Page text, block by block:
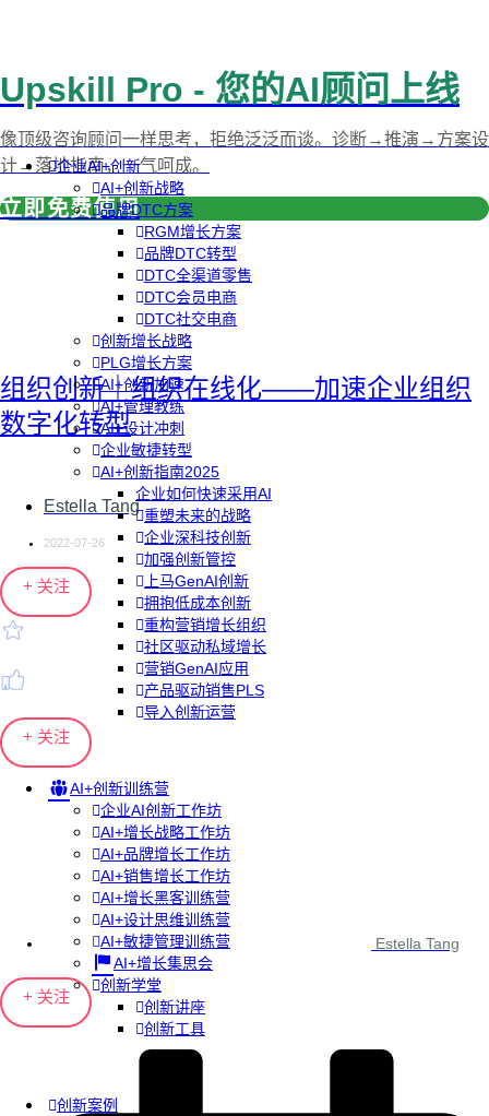
企业AI+创新
AI+创新战略
品牌DTC方案
RGM增长方案
品牌DTC转型
DTC全渠道零售
DTC会员电商
DTC社交电商
创新增长战略
PLG增长方案
AI+创新加速
AI+管理教练
AI+设计冲刺
企业敏捷转型
AI+创新指南2025
企业如何快速采用AI
重塑未来的战略
企业深科技创新
加强创新管控
上马GenAI创新
拥抱低成本创新
重构营销增长组织
社区驱动私域增长
营销GenAI应用
产品驱动销售PLS
导入创新运营
AI+创新训练营
企业AI创新工作坊
AI+增长战略工作坊
AI+品牌增长工作坊
AI+销售增长工作坊
AI+增长黑客训练营
AI+设计思维训练营
AI+敏捷管理训练营
AI+增长集思会
创新学堂
创新讲座
创新工具
创新案例
Upskill Pro - 您的AI顾问上线
像顶级咨询顾问一样思考，拒绝泛泛而谈。诊断→推演→方案设
计→落地指南，一气呵成。
立即免费使用
组织创新｜组织在线化——加速企业组织
数字化转型
Estella Tang
2022-07-26
+ 关注
+ 关注
Estella Tang
+ 关注